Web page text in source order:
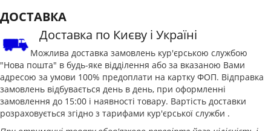
ДОСТАВКА
Доставка по Києву і Україні
Можлива доставка замовлень кур'єрською службою
"Нова пошта" в будь-яке відділення або за вказаною Вами
адресою за умови 100% предоплати на картку ФОП. Відправка
замовлень відбувається день в день, при оформленні
замовлення до 15:00 і наявності товару. Вартість доставки
розраховується згідно з тарифами кур'єрської служби .